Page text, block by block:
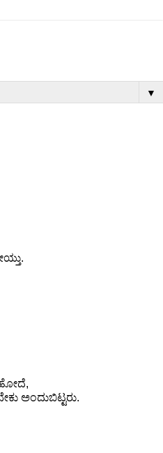
▼
ಅಂದುಬಿಟ್ಟರು.